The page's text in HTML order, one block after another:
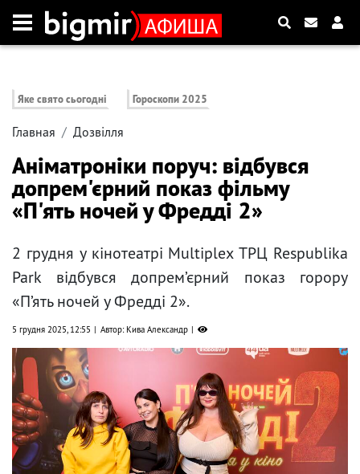
Яке свято сьогодні Гороскопи 2025
Главная Дозвілля
Аніматроніки поруч: відбувся
допрем'єрний показ фільму
«П'ять ночей у Фредді 2»
2 грудня у кінотеатрі Multiplex ТРЦ Respublika
Park відбувся допрем’єрний показ горору
«П’ять ночей у Фредді 2».
5 грудня 2025, 12:55 Автор: Кива Александр